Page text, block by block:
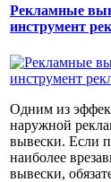
Рекламные
инструмент
Одним из
наружной
вывески. Если
наиболее
вывески,